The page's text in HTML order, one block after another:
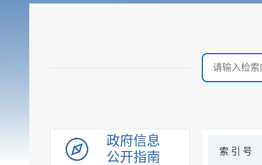
政府信息
公开指南
索 引 号